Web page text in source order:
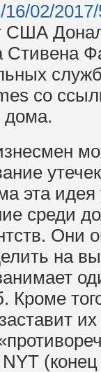
02/
США
со
дома.
эта идея
среди
Они
на
Кроме
их